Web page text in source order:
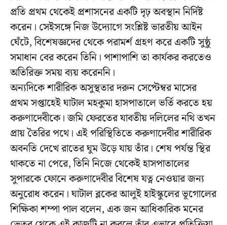
প্রতি প্রথম থেকেই প্রশাসনের একটি দৃঢ় অবস্থান নির্দিষ্ট
করেন। সেইসঙ্গে নিজ উদ্যোগে সংশ্লিষ্ট ভারতীয় আইন
ঘেঁটে, বিশেষজ্ঞদের থেকে পরামর্শ গ্রহণ করে একটি সুষ্ঠু
সমাধান বের করেন তিনি। পাশাপাশি তা কার্যকর করতেও
অতিরিক্ত সময় ব্যয় করেননি।
অন্যদিকে শারীরিক অসুস্থতার দরুন সেপ্টেম্বর মাসের
প্রথম সপ্তাহেই ঘাটাল মহকুমা হাসপাতালে ভর্তি করতে হয়
করুণাদেবীকে। জমি ফেরতের যাবতীয় দলিলের নথি তখন
প্রায় তৈরির পথে। এই পরিস্থিতিতে করুণাদেবীর শারীরিক
অবনতি দেখে রাতের ঘুম উড়ে যায় তাঁর। শেষ পর্যন্ত স্থির
থাকতে না পেরে, তিনি নিজে থেকেই হাসপাতালের
সুপারকে ফোনে করুণাদেবীর বিশেষ যত্ন নেওয়ার জন্য
অনুরোধ করেন। ঘাটাল ব্লকের আলুই হাইস্কুলের ভূগোলের
শিক্ষিকা শম্পা পাল বলেন, এক জন আধিকারিক মনের